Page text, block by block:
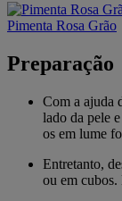
Pimenta Rosa Grão
Preparação
Com a ajuda
lado da pele
os em lume
Entretanto,
ou em cubos.